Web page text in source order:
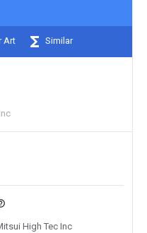
Art Similar
High Tec Inc